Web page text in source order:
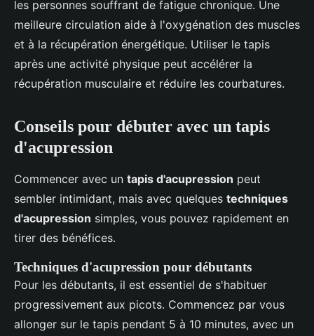
les personnes souffrant de fatigue chronique. Une
meilleure circulation aide à l'oxygénation des muscles
et à la récupération énergétique. Utiliser le tapis
après une activité physique peut accélérer la
récupération musculaire et réduire les courbatures.
Conseils pour débuter avec un tapis
d'acupression
Commencer avec un tapis d'acupression peut
sembler intimidant, mais avec quelques techniques
d'acupression simples, vous pouvez rapidement en
tirer des bénéfices.
Techniques d'acupression pour débutants
Pour les débutants, il est essentiel de s'habituer
progressivement aux picots. Commencez par vous
allonger sur le tapis pendant 5 à 10 minutes, avec un